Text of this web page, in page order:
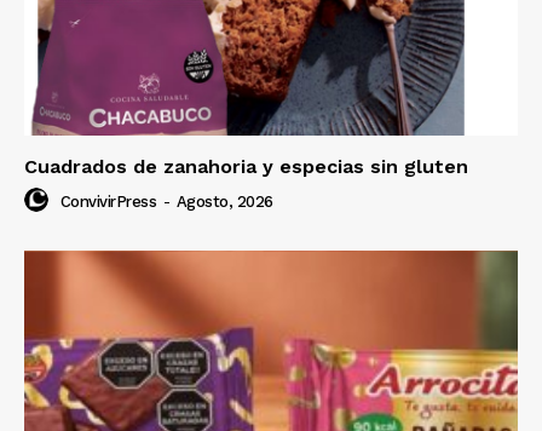
Cuadrados de zanahoria y especias sin gluten
ConvivirPress - Agosto, 2026